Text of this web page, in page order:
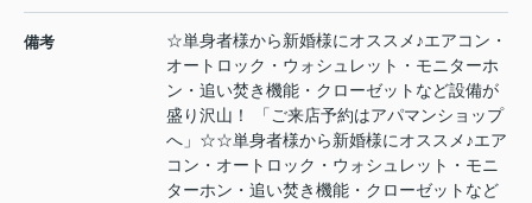
備考
☆単身者様から新婚様にオススメ♪エアコン・
オートロック・ウォシュレット・モニターホ
ン・追い焚き機能・クローゼットなど設備が
盛り沢山！ 「ご来店予約はアパマンショップ
へ」☆☆単身者様から新婚様にオススメ♪エア
コン・オートロック・ウォシュレット・モニ
ターホン・追い焚き機能・クローゼットなど